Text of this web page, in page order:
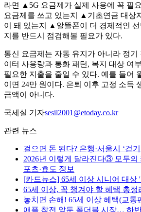
라면 ▲5G 요금제가 실제 사용에 꼭 필
요금제를 쓰고 있는지 ▲기초연금 대상
이 돼 있는지 ▲알뜰폰이 더 경제적인
지를 반드시 점검해볼 필요가 있다.
통신 요금제는 자동 유지가 아니라 정기
이터 사용량과 통화 패턴, 복지 대상 여
필요한 지출을 줄일 수 있다. 예를 들어
이면 24만 원이다. 은퇴 이후 고정 소득
금액이 아니다.
국세실 기자sesil2001@etoday.co.kr
관련 뉴스
걸으면 돈 된다? 은행·서울시 ‘걷
2026년 이렇게 달라진다③ 모두의
포츠·효도 정보
[카드뉴스] 65세 이상 시니어 대상
65세 이상, 꼭 챙겨야 할 혜택 총정
놓치면 손해! 65세 이상 혜택(교통
애플 참전 앞둔 폴더블 시장… 하